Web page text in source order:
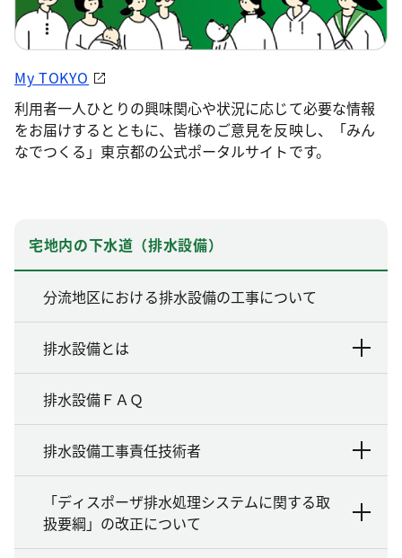
My TOKYO
利用者一人ひとりの興味関心や状況に応じて必要な情報
をお届けするとともに、皆様のご意見を反映し、「みん
なでつくる」東京都の公式ポータルサイトです。
宅地内の下水道（排水設備）
分流地区における排水設備の工事について
排水設備とは
排水設備ＦＡＱ
排水設備工事責任技術者
「ディスポーザ排水処理システムに関する取
扱要綱」の改正について